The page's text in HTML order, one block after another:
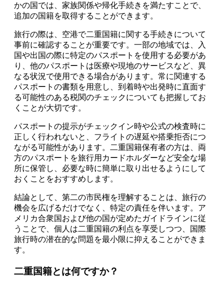
かの国では、家族関係や帰化手続きを満たすことで、
追加の国籍を取得することができます。
旅行の際は、空港で二重国籍に関する手続きについて
事前に確認することが重要です。一部の地域では、入
国や出国の際に特定のパスポートを使用する必要があ
り、他のパスポートは医療や現地のサービスなど、異
なる状況で使用できる場合があります。常に関連する
パスポートの書類を用意し、到着時や出発時に直面す
る可能性のある税関のチェックについても把握してお
くことが大切です。
パスポートの提示がチェックイン時や公式の検査時に
正しく行われないと、フライトの遅延や搭乗拒否につ
ながる可能性があります。二重国籍保有者の方は、両
方のパスポートを旅行用カードホルダーなど安全な場
所に保管し、必要な時に簡単に取り出せるようにして
おくことをおすすめします。
結論として、第二の市民権を理解することは、旅行の
機会を広げるだけでなく、特定の責任を伴います。ア
メリカ合衆国および他の国が定めたガイドラインに従
うことで、個人は二重国籍の利点を享受しつつ、国際
旅行時の潜在的な問題を最小限に抑えることができま
す。
二重国籍とは何ですか？